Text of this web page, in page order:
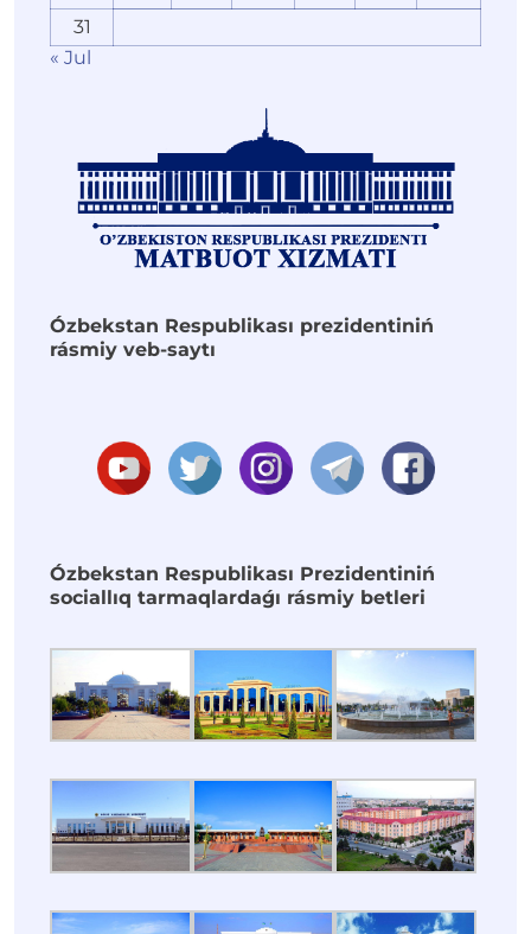
31
« Jul
Ózbekstan Respublikası prezidentiniń
rásmiy veb-saytı
Ózbekstan Respublikası Prezidentiniń
sociallıq tarmaqlardaǵı rásmiy betleri